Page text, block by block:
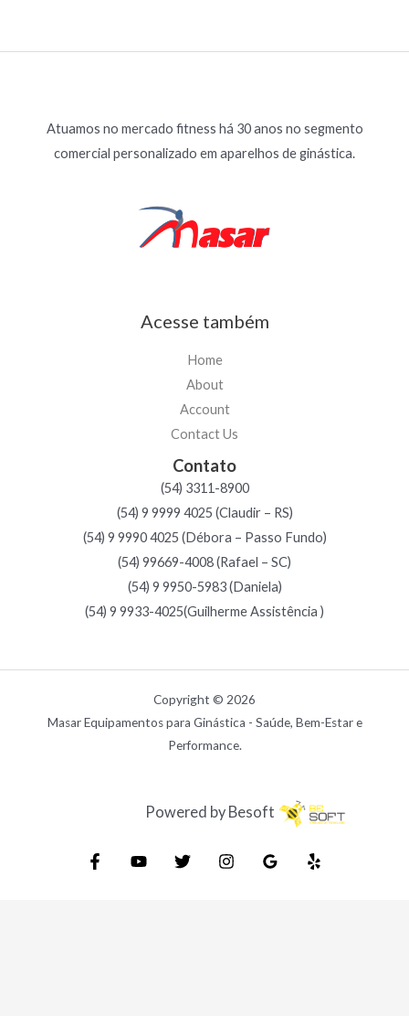
Atuamos no mercado fitness há 30 anos no segmento
comercial personalizado em aparelhos de ginástica.
Acesse também
Home
About
Account
Contact Us
Contato
(54) 3311-8900
(54) 9 9999 4025 (Claudir – RS)
(54) 9 9990 4025 (Débora – Passo Fundo)
(54) 99669-4008 (Rafael – SC)
(54) 9 9950-5983 (Daniela)
(54) 9 9933-4025(Guilherme Assistência )
Copyright © 2026
Masar Equipamentos para Ginástica - Saúde, Bem-Estar e
Performance.
Powered by Besoft